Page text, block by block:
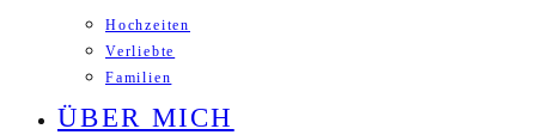
Hochzeiten
Verliebte
Familien
ÜBER MICH